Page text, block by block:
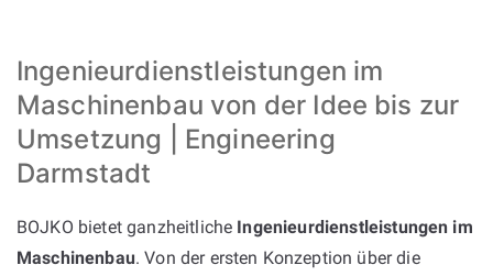
Ingenieurdienstleistungen im
Maschinenbau von der Idee bis zur
Umsetzung | Engineering
Darmstadt
BOJKO bietet ganzheitliche Ingenieurdienstleistungen im
Maschinenbau. Von der ersten Konzeption über die